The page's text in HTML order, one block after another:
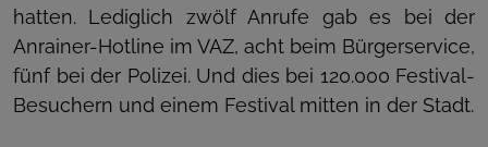
hatten. Lediglich zwölf Anrufe gab es bei der
Anrainer-Hotline im VAZ, acht beim Bürgerservice,
fünf bei der Polizei. Und dies bei 120.000 Festival-
Besuchern und einem Festival mitten in der Stadt.